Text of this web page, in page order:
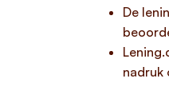
De
nadruk